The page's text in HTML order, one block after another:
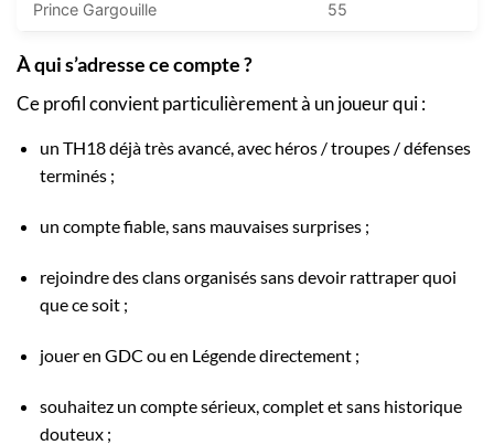
Prince Gargouille 55
À qui s’adresse ce compte ?
Ce profil convient particulièrement à un joueur qui :
un TH18 déjà très avancé, avec héros / troupes / défenses
terminés ;
un compte fiable, sans mauvaises surprises ;
rejoindre des clans organisés sans devoir rattraper quoi
que ce soit ;
jouer en GDC ou en Légende directement ;
souhaitez un compte sérieux, complet et sans historique
douteux ;